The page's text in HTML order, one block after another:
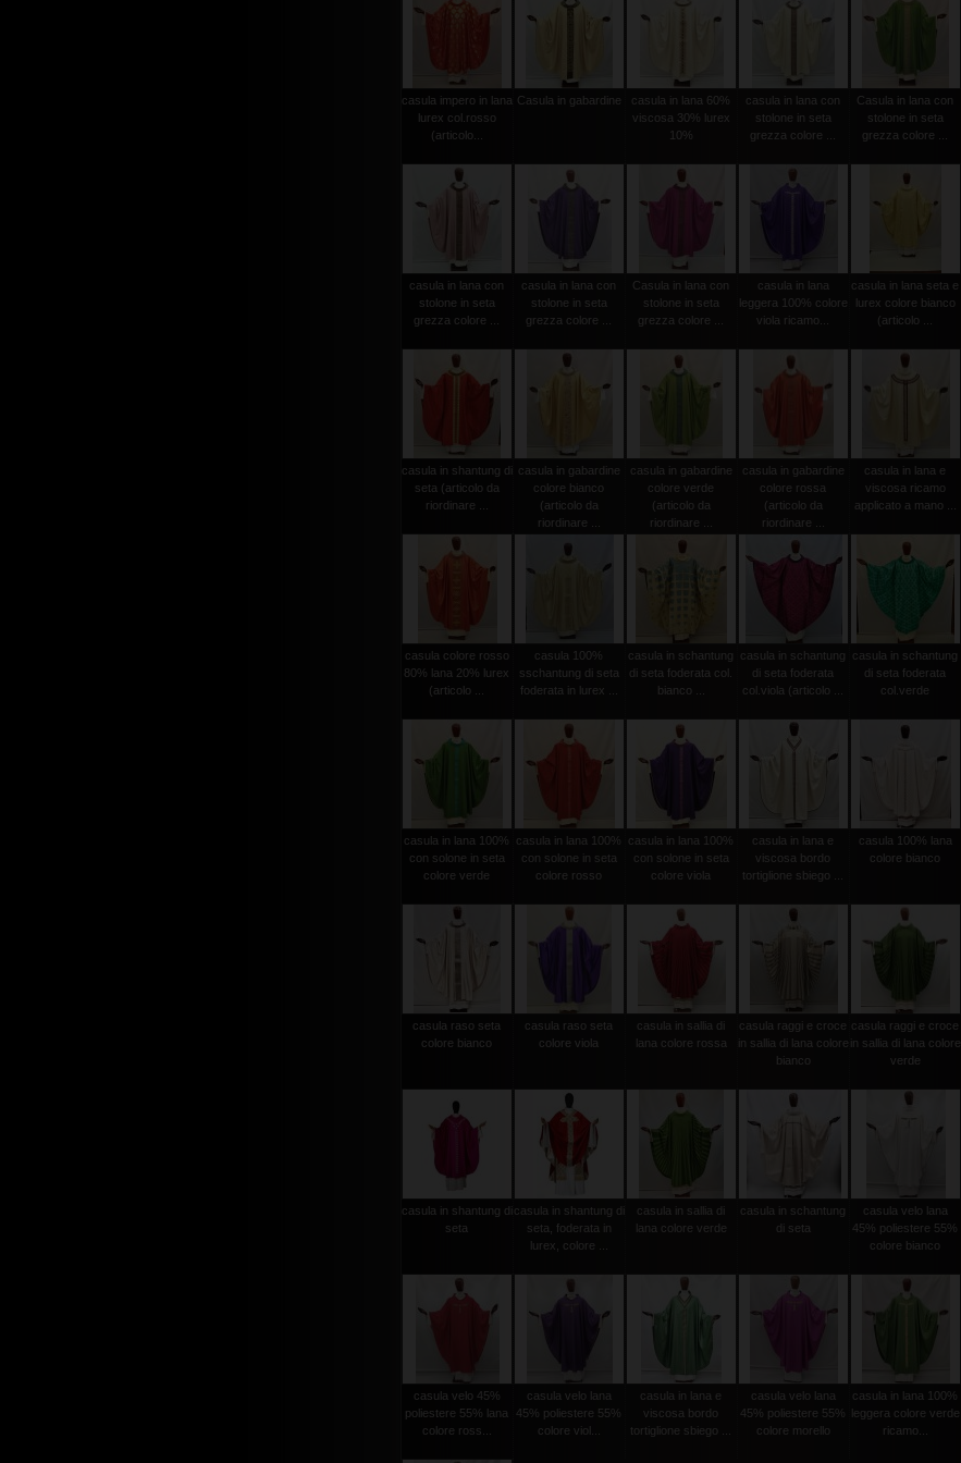
casula impero in lana
lurex col.rosso
(articolo...
Casula in gabardine
casula in lana 60%
viscosa 30% lurex
10%
casula in lana con
stolone in seta
grezza colore ...
Casula in lana con
stolone in seta
grezza colore ...
casula in lana con
stolone in seta
grezza colore ...
casula in lana con
stolone in seta
grezza colore ...
Casula in lana con
stolone in seta
grezza colore ...
casula in lana
leggera 100% colore
viola ricamo...
casula in lana seta e
lurex colore bianco
(articolo ...
casula in shantung di
seta (articolo da
riordinare ...
casula in gabardine
colore bianco
(articolo da
riordinare ...
casula in gabardine
colore verde
(articolo da
riordinare ...
casula in gabardine
colore rossa
(articolo da
riordinare ...
casula in lana e
viscosa ricamo
applicato a mano ...
casula colore rosso
80% lana 20% lurex
(articolo ...
casula 100%
sschantung di seta
foderata in lurex ...
casula in schantung
di seta foderata col.
bianco ...
casula in schantung
di seta foderata
col.viola (articolo ...
casula in schantung
di seta foderata
col.verde
casula in lana 100%
con solone in seta
colore verde
casula in lana 100%
con solone in seta
colore rosso
casula in lana 100%
con solone in seta
colore viola
casula in lana e
viscosa bordo
tortiglione sbiego ...
casula 100% lana
colore bianco
casula raso seta
colore bianco
casula raso seta
colore viola
casula in sallia di
lana colore rossa
casula raggi e croce
in sallia di lana colore
bianco
casula raggi e croce
in sallia di lana colore
verde
casula in shantung di
seta
casula in shantung di
seta, foderata in
lurex, colore ...
casula in sallia di
lana colore verde
casula in schantung
di seta
casula velo lana
45% poliestere 55%
colore bianco
casula velo 45%
poliestere 55% lana
colore ross...
casula velo lana
45% poliestere 55%
colore viol...
casula in lana e
viscosa bordo
tortiglione sbiego ...
casula velo lana
45% poliestere 55%
colore morello
casula in lana 100%
leggera colore verde
ricamo...